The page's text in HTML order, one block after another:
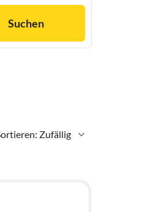
Suchen
Zufällig